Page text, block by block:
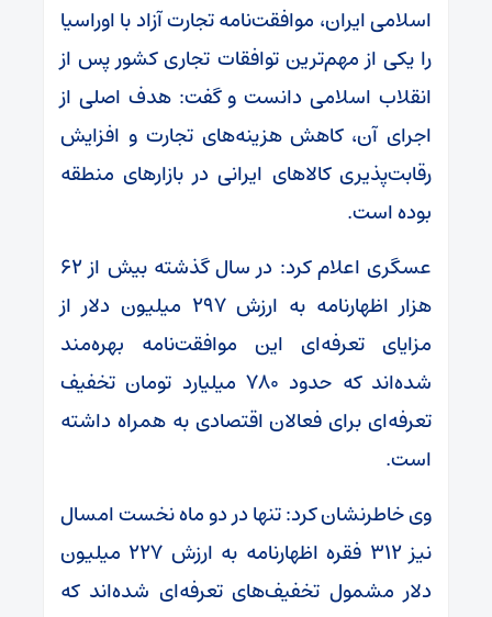
اسلامی ایران، موافقت‌نامه تجارت آزاد با اوراسیا
را یکی از مهم‌ترین توافقات تجاری کشور پس از
انقلاب اسلامی دانست و گفت: هدف اصلی از
اجرای آن، کاهش هزینه‌های تجارت و افزایش
رقابت‌پذیری کالا‌های ایرانی در بازار‌های منطقه
بوده است.
عسگری اعلام کرد: در سال گذشته بیش از ۶۲
هزار اظهارنامه به ارزش ۲۹۷ میلیون دلار از
مزایای تعرفه‌ای این موافقت‌نامه بهره‌مند
شده‌اند که حدود ۷۸۰ میلیارد تومان تخفیف
تعرفه‌ای برای فعالان اقتصادی به همراه داشته
است.
وی خاطرنشان کرد: تنها در دو ماه نخست امسال
نیز ۳۱۲ فقره اظهارنامه به ارزش ۲۲۷ میلیون
دلار مشمول تخفیف‌های تعرفه‌ای شده‌اند که